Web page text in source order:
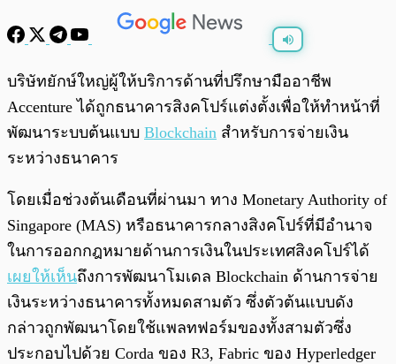
พร้อมเล่น 0:00/
บริษัทยักษ์ใหญ่ผู้ให้บริการด้านที่ปรึกษามืออาชีพ
Accenture ได้ถูกธนาคารสิงคโปร์แต่งตั้งเพื่อให้ทำหน้าที่
พัฒนาระบบต้นแบบ Blockchain สำหรับการจ่ายเงิน
ระหว่างธนาคาร
โดยเมื่อช่วงต้นเดือนที่ผ่านมา ทาง Monetary Authority of
Singapore (MAS) หรือธนาคารกลางสิงคโปร์ที่มีอำนาจ
ในการออกกฎหมายด้านการเงินในประเทศสิงคโปร์ได้
เผยให้เห็นถึงการพัฒนาโมเดล Blockchain ด้านการจ่าย
เงินระหว่างธนาคารทั้งหมดสามตัว ซึ่งตัวต้นแบบดัง
กล่าวถูกพัฒนาโดยใช้แพลทฟอร์มของทั้งสามตัวซึ่ง
ประกอบไปด้วย Corda ของ R3, Fabric ของ Hyperledger